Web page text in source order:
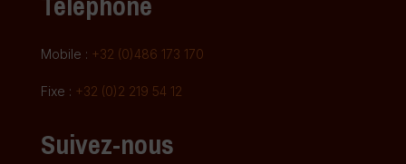
Mobile : +32 (0)486 173 170
Fixe : +32 (0)2 219 54 12
Suivez-nous